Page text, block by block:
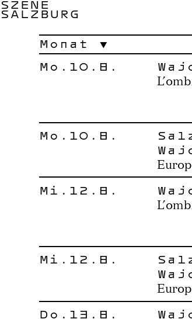
SZENE
SALZBURG
Monat
Mo.10.8.
Mo.10.8.
Mi.12.8.
Mi.12.8.
Do.13.8.